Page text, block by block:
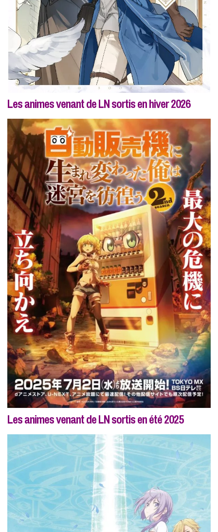
Les animes venant de LN sortis en hiver 2026
Les animes venant de LN sortis en été 2025